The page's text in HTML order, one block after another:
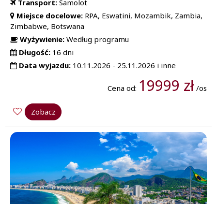
Transport: Samolot
Miejsce docelowe: RPA, Eswatini, Mozambik, Zambia,
Zimbabwe, Botswana
Wyżywienie: Według programu
Długość: 16 dni
Data wyjazdu: 10.11.2026 - 25.11.2026 i inne
Cena od: 19999 zł/os
Zobacz